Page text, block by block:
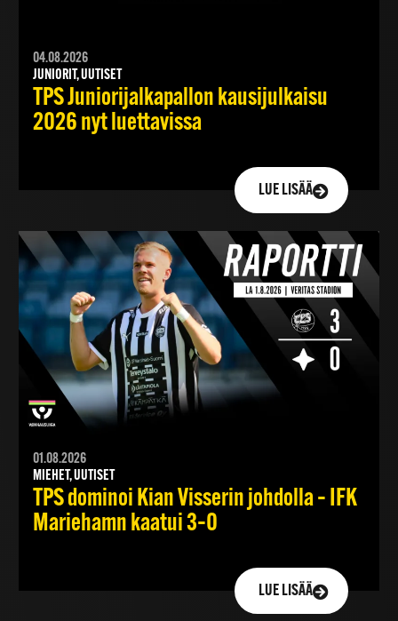
04.08.2026
JUNIORIT, UUTISET
TPS Juniorijalkapallon kausijulkaisu
2026 nyt luettavissa
LUE LISÄÄ
01.08.2026
MIEHET, UUTISET
TPS dominoi Kian Visserin johdolla – IFK
Mariehamn kaatui 3–0
LUE LISÄÄ